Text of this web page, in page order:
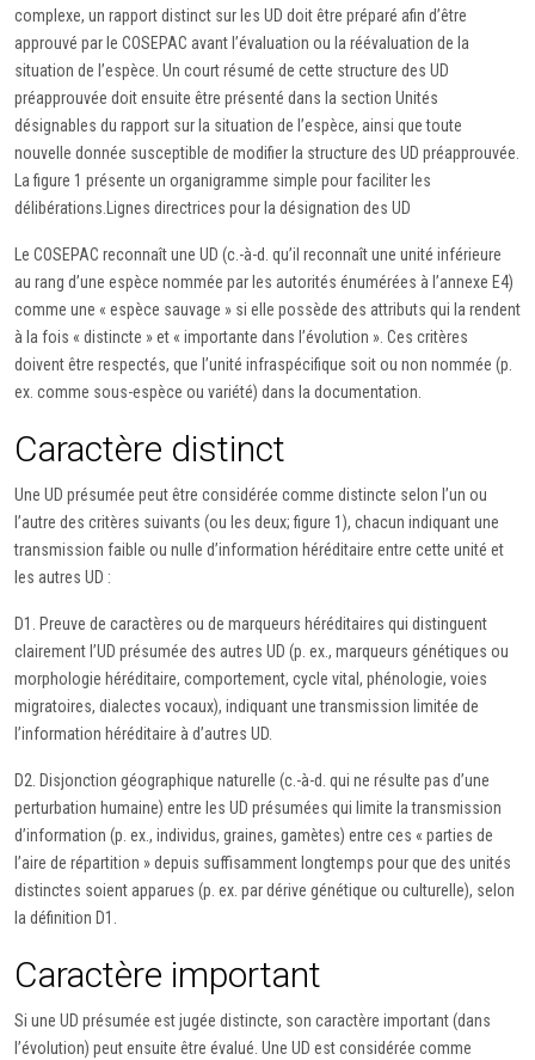
complexe, un rapport distinct sur les UD doit être préparé afin d’être
approuvé par le COSEPAC avant l’évaluation ou la réévaluation de la
situation de l’espèce. Un court résumé de cette structure des UD
préapprouvée doit ensuite être présenté dans la section Unités
désignables du rapport sur la situation de l’espèce, ainsi que toute
nouvelle donnée susceptible de modifier la structure des UD préapprouvée.
La figure 1 présente un organigramme simple pour faciliter les
délibérations.Lignes directrices pour la désignation des UD
Le COSEPAC reconnaît une UD (c.-à-d. qu’il reconnaît une unité inférieure
au rang d’une espèce nommée par les autorités énumérées à l’annexe E4)
comme une « espèce sauvage » si elle possède des attributs qui la rendent
à la fois « distincte » et « importante dans l’évolution ». Ces critères
doivent être respectés, que l’unité infraspécifique soit ou non nommée (p.
ex. comme sous-espèce ou variété) dans la documentation.
Caractère distinct
Une UD présumée peut être considérée comme distincte selon l’un ou
l’autre des critères suivants (ou les deux; figure 1), chacun indiquant une
transmission faible ou nulle d’information héréditaire entre cette unité et
les autres UD :
D1. Preuve de caractères ou de marqueurs héréditaires qui distinguent
clairement l’UD présumée des autres UD (p. ex., marqueurs génétiques ou
morphologie héréditaire, comportement, cycle vital, phénologie, voies
migratoires, dialectes vocaux), indiquant une transmission limitée de
l’information héréditaire à d’autres UD.
D2. Disjonction géographique naturelle (c.-à-d. qui ne résulte pas d’une
perturbation humaine) entre les UD présumées qui limite la transmission
d’information (p. ex., individus, graines, gamètes) entre ces « parties de
l’aire de répartition » depuis suffisamment longtemps pour que des unités
distinctes soient apparues (p. ex. par dérive génétique ou culturelle), selon
la définition D1.
Caractère important
Si une UD présumée est jugée distincte, son caractère important (dans
l’évolution) peut ensuite être évalué. Une UD est considérée comme